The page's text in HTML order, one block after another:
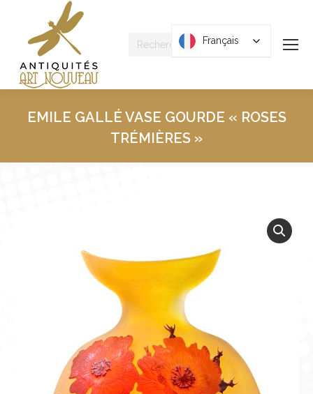
Recherche
EMILE GALLÉ VASE GOURDE « ROSES
TRÉMIÈRES »
Français
Français